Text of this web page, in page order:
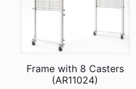
Frame with 8 Casters
(AR11024)